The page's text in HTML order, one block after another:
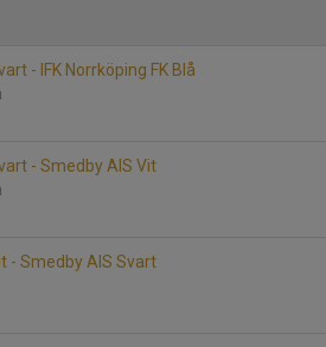
- IFK Norrköping FK Blå
- Smedby AIS Vit
- Smedby AIS Svart